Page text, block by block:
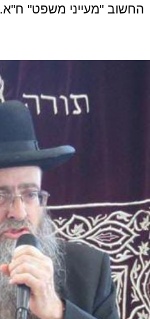
החשוב "מעייני משפט" ח"א.